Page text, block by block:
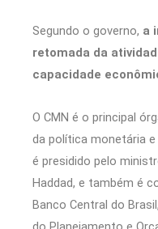
Segundo o governo, a
retomada da
capacidade
O CMN é o principal
da política monetária
é presidido pelo
Haddad, e também é
Banco Central do